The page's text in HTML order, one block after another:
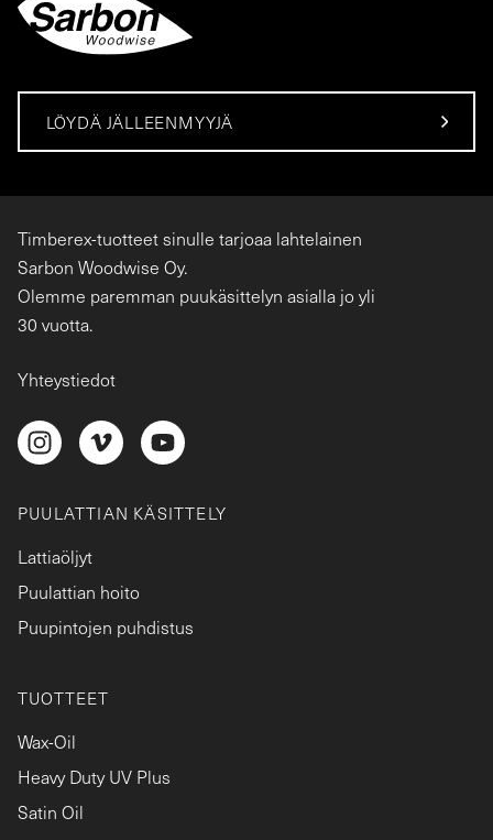
LÖYDÄ JÄLLEENMYYJÄ
Timberex-tuotteet sinulle tarjoaa lahtelainen
Sarbon Woodwise Oy.
Olemme paremman puukäsittelyn asialla jo yli
30 vuotta.
Yhteystiedot
PUULATTIAN KÄSITTELY
Lattiaöljyt
Puulattian hoito
Puupintojen puhdistus
TUOTTEET
Wax-Oil
Heavy Duty UV Plus
Satin Oil